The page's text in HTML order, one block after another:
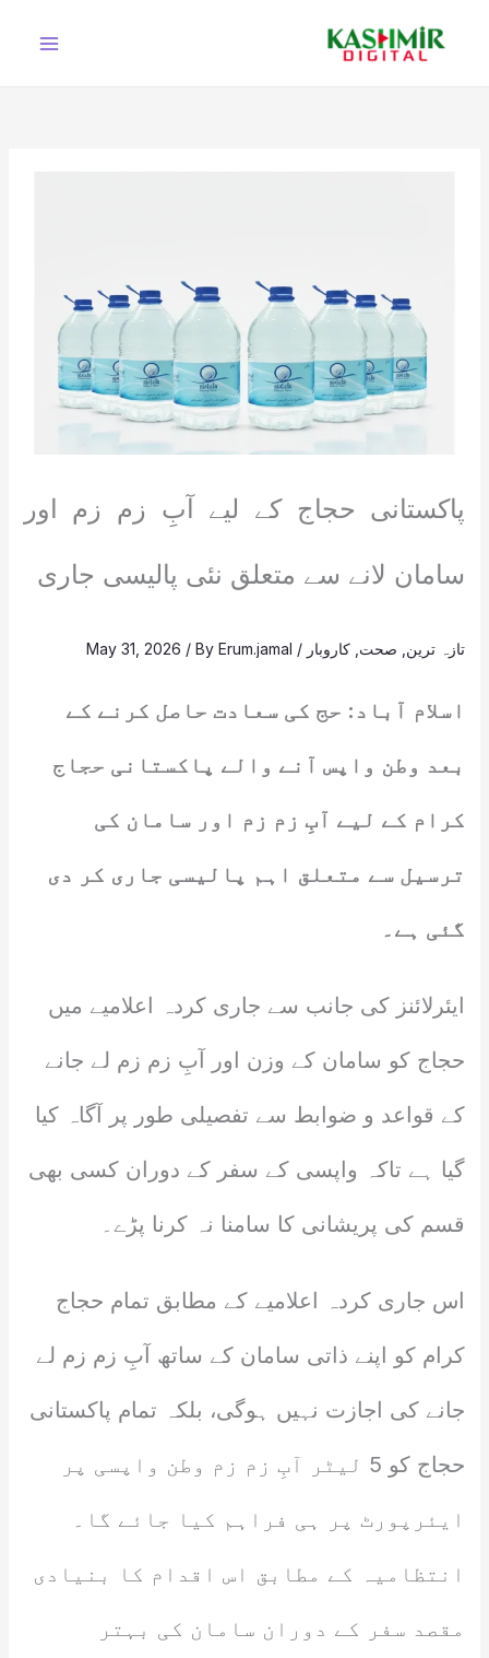
پاکستانی حجاج کے لیے آبِ زم زم اور
سامان لانے سے متعلق نئی پالیسی جاری
تازہ ترین صحت کاروبار /
May 31, 2026 / ByErum.jamal
اسلام آباد: حج کی سعادت حاصل کرنے کے
بعد وطن واپس آنے والے پاکستانی حجاج
کرام کے لیے آبِ زم زم اور سامان کی
ترسیل سے متعلق اہم پالیسی جاری کر دی
گئی ہے۔
ایئرلائنز کی جانب سے جاری کردہ اعلامیے میں
حجاج کو سامان کے وزن اور آبِ زم زم لے جانے
کے قواعد و ضوابط سے تفصیلی طور پر آگاہ کیا
گیا ہے تاکہ واپسی کے سفر کے دوران کسی بھی
قسم کی پریشانی کا سامنا نہ کرنا پڑے۔
اس جاری کردہ اعلامیے کے مطابق تمام حجاج
کرام کو اپنے ذاتی سامان کے ساتھ آبِ زم زم لے
جانے کی اجازت نہیں ہوگی، بلکہ تمام پاکستانی
حجاج کو 5 لیٹر آبِ زم زم وطن واپسی پر
ایئرپورٹ پر ہی فراہم کیا جائے گا۔
انتظامیہ کے مطابق اس اقدام کا بنیادی
مقصد سفر کے دوران سامان کی بہتر